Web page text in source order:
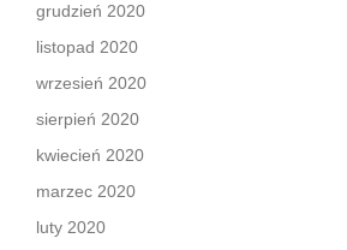
grudzień 2020
listopad 2020
wrzesień 2020
sierpień 2020
kwiecień 2020
marzec 2020
luty 2020